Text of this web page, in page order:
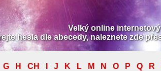
Velký online
hesla dle abecedy, naleznete zde
G H CH J K L M N O P Q R